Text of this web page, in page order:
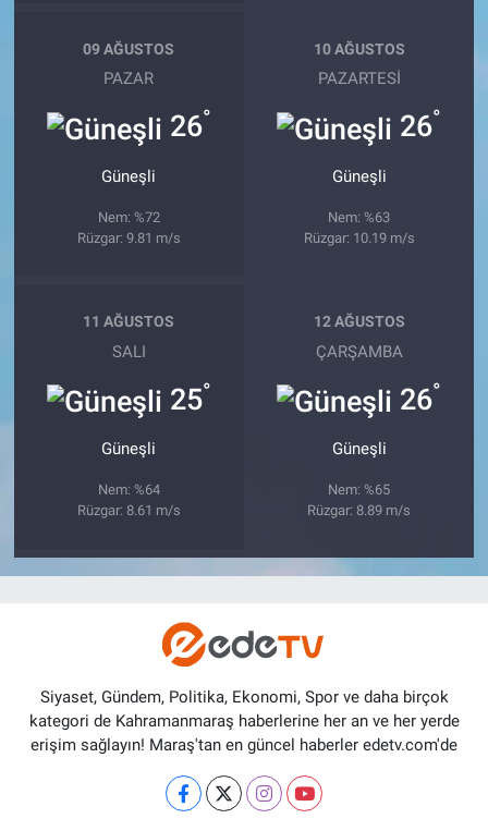
09 AĞUSTOS
PAZAR
26°
Güneşli
Nem: %72
Rüzgar: 9.81 m/s
10 AĞUSTOS
PAZARTESI
26°
Güneşli
Nem: %63
Rüzgar: 10.19 m/s
11 AĞUSTOS
SALI
25°
Güneşli
Nem: %64
Rüzgar: 8.61 m/s
12 AĞUSTOS
ÇARŞAMBA
26°
Güneşli
Nem: %65
Rüzgar: 8.89 m/s
Siyaset, Gündem, Politika, Ekonomi, Spor ve daha birçok
kategori de Kahramanmaraş haberlerine her an ve her yerde
erişim sağlayın! Maraş'tan en güncel haberler edetv.com'de